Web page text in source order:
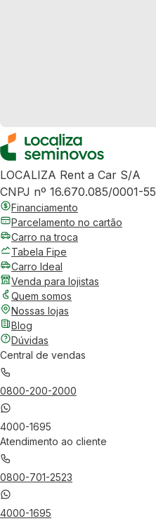
LOCALIZA Rent a Car S/A
CNPJ nº 16.670.085/0001-55
Financiamento
Parcelamento no cartão
Carro na troca
Tabela Fipe
Carro Ideal
Venda para lojistas
Quem somos
Nossas lojas
Blog
Dúvidas
Central de vendas
0800-200-2000
4000-1695
Atendimento ao cliente
0800-701-2523
4000-1695